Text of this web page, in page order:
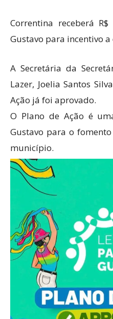
Correntina receberá
Gustavo para incentivo
A Secretária da
Lazer, Joelia Santos
Ação já foi aprovado.
O Plano de Ação é
Gustavo para o
município.